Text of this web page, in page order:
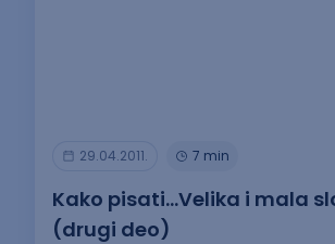
29.04.2011. 7 min
Kako pisati…Velika i mala
(drugi deo)